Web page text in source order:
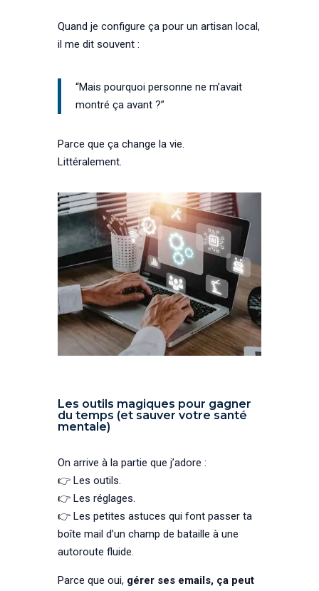
Quand je configure ça pour un artisan local,
il me dit souvent :
“Mais pourquoi personne ne m’avait
montré ça avant ?”
Parce que ça change la vie.
Littéralement.
Les outils magiques pour gagner
du temps (et sauver votre santé
mentale)
On arrive à la partie que j’adore :
👉 Les outils.
👉 Les réglages.
👉 Les petites astuces qui font passer ta
boîte mail d’un champ de bataille à une
autoroute fluide.
Parce que oui, gérer ses emails, ça peut